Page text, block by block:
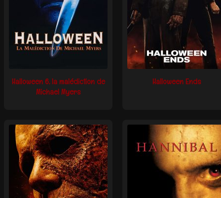
Halloween 6, la malédiction de
Michael Myers
Halloween Ends